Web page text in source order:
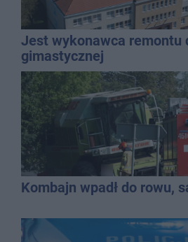
Jest wykonawca remontu
gimastycznej
Kombajn wpadł do rowu,